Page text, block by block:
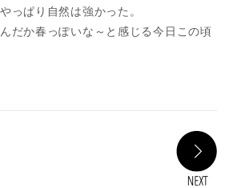
っぱり自然は強かった。
だか春っぽいな～と感じる今日この頃